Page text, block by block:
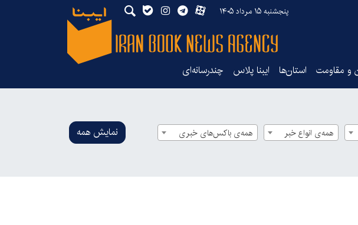
پنجشنبه ۱۵ مرداد ۱۴۰۵
و مقاومت استان‌ها ایبنا پلاس چندرسانه‌ای
همه‌ی انواع خبر همه‌ی باکس‌های خبری نمایش همه